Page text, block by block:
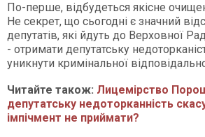
По-перше, відбудеться якісне
Не секрет, що сьогодні є значний
депутатів, які йдуть до Верховної
- отримати депутатську
уникнути кримінальної
Читайте також: Лицемірство
депутатську недоторканність
імпічмент не приймати?